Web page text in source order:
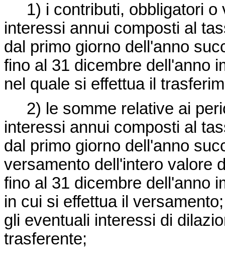
1) i contributi, obbligatori o
interessi annui composti al
dal primo giorno dell'anno
fino al 31 dicembre dell'anno
nel quale si effettua il
2) le somme relative ai
interessi annui composti al
dal primo giorno dell'anno
versamento dell'intero valore
fino al 31 dicembre dell'anno
in cui si effettua il
gli eventuali interessi di
trasferente;